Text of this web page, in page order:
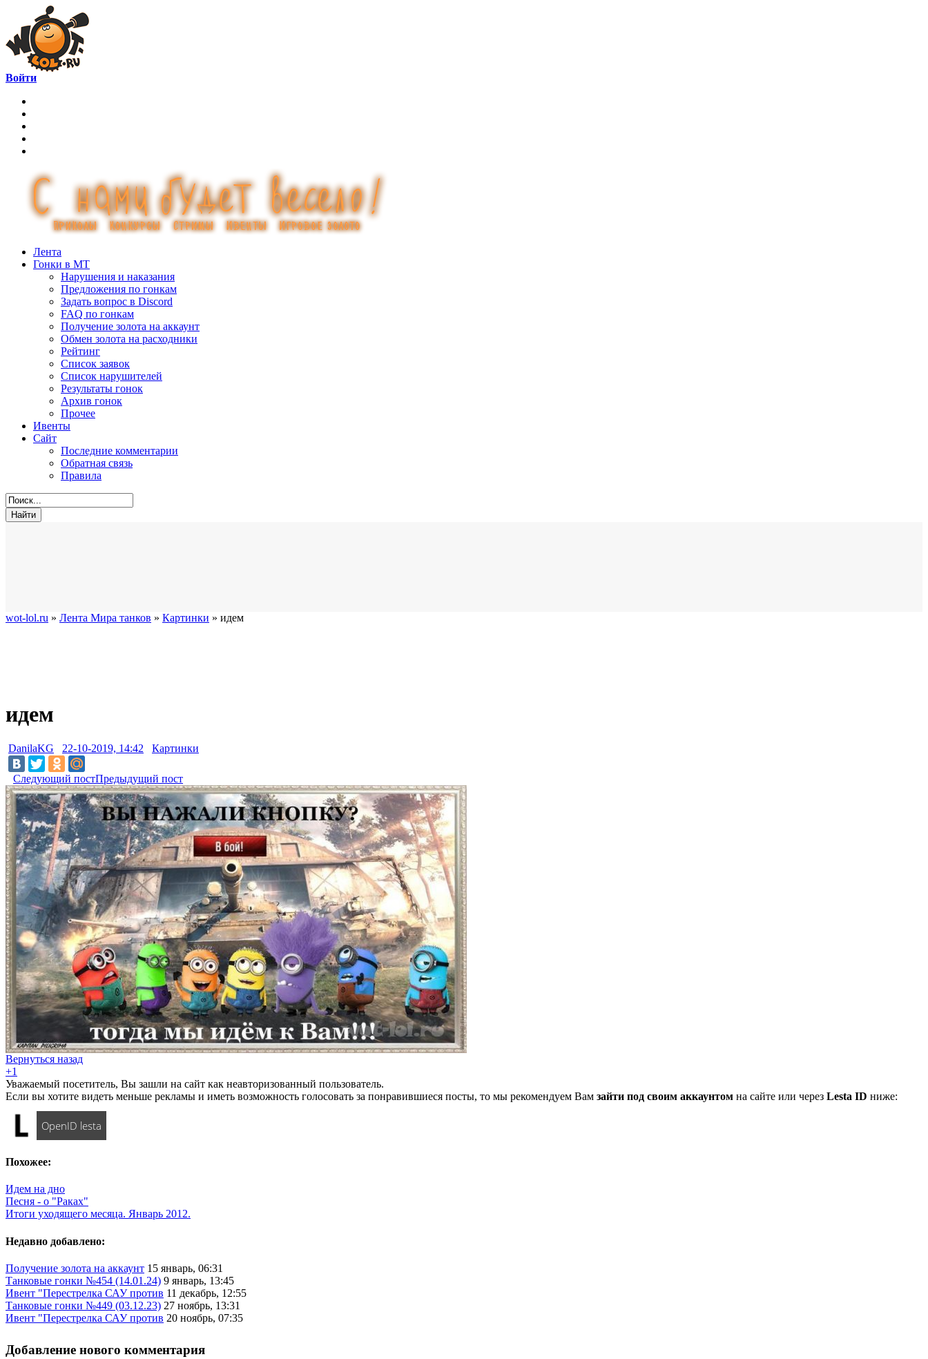
Войти
Лента
Гонки в МТ
Нарушения и наказания
Предложения по гонкам
Задать вопрос в Discord
FAQ по гонкам
Получение золота на аккаунт
Обмен золота на расходники
Рейтинг
Список заявок
Список нарушителей
Результаты гонок
Архив гонок
Прочее
Ивенты
Сайт
Последние комментарии
Обратная связь
Правила
wot-lol.ru » Лента Мира танков » Картинки » идем
идем
DanilaKG 22-10-2019, 14:42 Картинки
Следующий постПредыдущий пост
Вернуться назад
+1
Уважаемый посетитель, Вы зашли на сайт как неавторизованный пользователь.
Если вы хотите видеть меньше рекламы и иметь возможность голосовать за понравившиеся посты, то мы рекомендуем Вам зайти под своим аккаунтом на сайте или через Lesta ID ниже:
OpenID lesta
Похожее:
Идем на дно
Песня - о "Раках"
Итоги уходящего месяца. Январь 2012.
Недавно добавлено:
Получение золота на аккаунт 15 январь, 06:31
Танковые гонки №454 (14.01.24) 9 январь, 13:45
Ивент "Перестрелка САУ против 11 декабрь, 12:55
Танковые гонки №449 (03.12.23) 27 ноябрь, 13:31
Ивент "Перестрелка САУ против 20 ноябрь, 07:35
Добавление нового комментария